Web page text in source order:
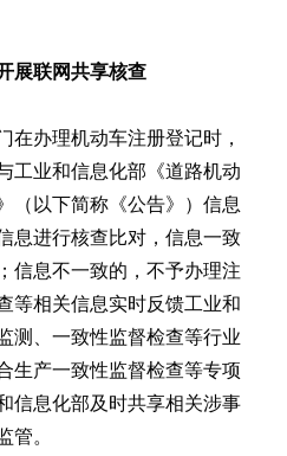
展联网共享核查
在办理机动车注册登记时，
工业和信息化部《道路机动
（以下简称《公告》）信息
息进行核查比对，信息一致
信息不一致的，不予办理注
等相关信息实时反馈工业和
测、一致性监督检查等行业
生产一致性监督检查等专项
信息化部及时共享相关涉事
管。